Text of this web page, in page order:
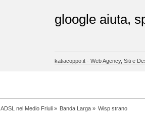
gloogle aiuta,
katiacoppo.it - Web Agency, Siti e
ADSL nel Medio Friuli» Banda Larga» Wisp strano